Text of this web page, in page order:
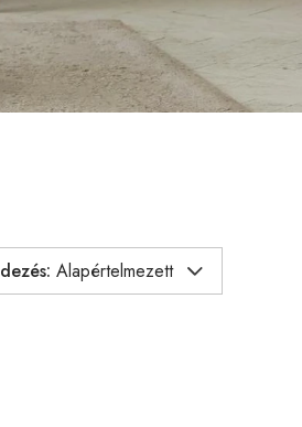
Alapértelmezett